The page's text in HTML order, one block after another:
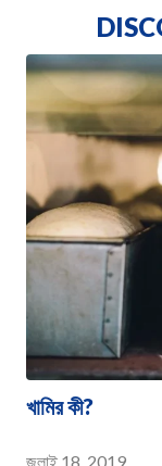
খামির কী?
জুলাই 18, 2019